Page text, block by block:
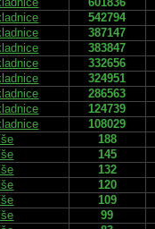
542794
387147
383847
332656
324951
286563
124739
108029
188
145
132
120
109
99